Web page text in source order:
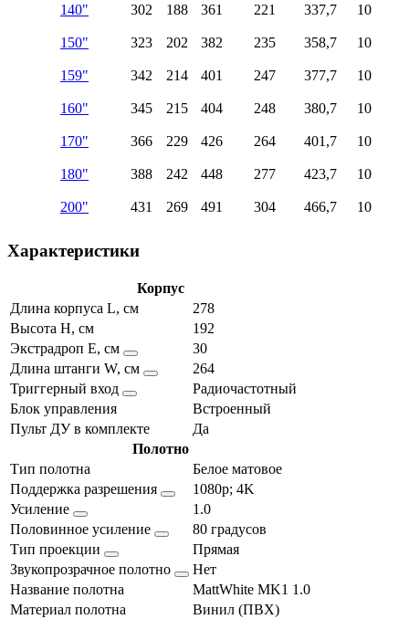
140" 302 188 361 221 337,7 10
150" 323 202 382 235 358,7 10
159" 342 214 401 247 377,7 10
160" 345 215 404 248 380,7 10
170" 366 229 426 264 401,7 10
180" 388 242 448 277 423,7 10
200" 431 269 491 304 466,7 10
Характеристики
Корпус
Длина корпуса L, см
278
Высота H, см
192
Экстрадроп E, см
30
Длина штанги W, см
264
Триггерный вход
Радиочастотный
Блок управления
Встроенный
Пульт ДУ в комплекте
Да
Полотно
Тип полотна
Белое матовое
Поддержка разрешения
1080p; 4K
Усиление
1.0
Половинное усиление
80 градусов
Тип проекции
Прямая
Звукопрозрачное полотно
Нет
Название полотна
MattWhite MK1 1.0
Материал полотна
Винил (ПВХ)